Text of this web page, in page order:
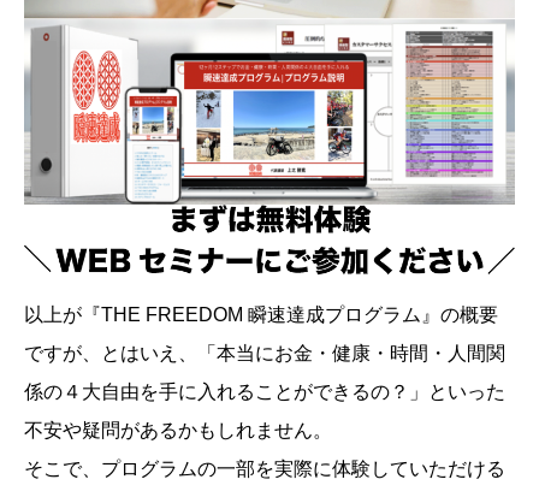
以上が『THE FREEDOM 瞬速達成プログラム』の概要
ですが、とはいえ、「本当にお金・健康・時間・人間関
係の４大自由を手に入れることができるの？」といった
不安や疑問があるかもしれません。
そこで、プログラムの一部を実際に体験していただける